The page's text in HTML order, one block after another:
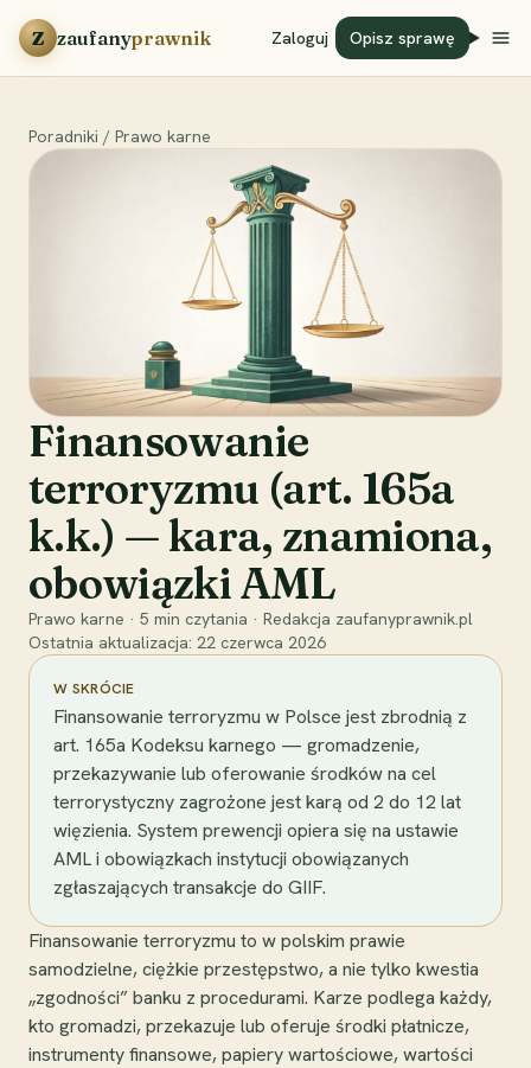
Przejdź do treści
Z zaufanyprawnik Zaloguj Opisz sprawę
Poradniki / Prawo karne
Finansowanie
terroryzmu (art. 165a
k.k.) — kara, znamiona,
obowiązki AML
Prawo karne · 5 min czytania · Redakcja zaufanyprawnik.pl
Ostatnia aktualizacja: 22 czerwca 2026
W SKRÓCIE
Finansowanie terroryzmu w Polsce jest zbrodnią z
art. 165a Kodeksu karnego — gromadzenie,
przekazywanie lub oferowanie środków na cel
terrorystyczny zagrożone jest karą od 2 do 12 lat
więzienia. System prewencji opiera się na ustawie
AML i obowiązkach instytucji obowiązanych
zgłaszających transakcje do GIIF.
Finansowanie terroryzmu to w polskim prawie
samodzielne, ciężkie przestępstwo, a nie tylko kwestia
„zgodności” banku z procedurami. Karze podlega każdy,
kto gromadzi, przekazuje lub oferuje środki płatnicze,
instrumenty finansowe, papiery wartościowe, wartości